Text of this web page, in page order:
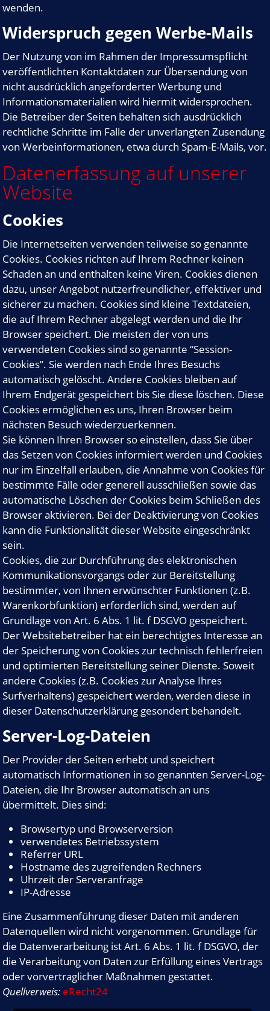
wenden.
Widerspruch gegen Werbe-Mails
Der Nutzung von im Rahmen der Impressumspflicht
veröffentlichten Kontaktdaten zur Übersendung von
nicht ausdrücklich angeforderter Werbung und
Informationsmaterialien wird hiermit widersprochen.
Die Betreiber der Seiten behalten sich ausdrücklich
rechtliche Schritte im Falle der unverlangten Zusendung
von Werbeinformationen, etwa durch Spam-E-Mails, vor.
Datenerfassung auf unserer
Website
Cookies
Die Internetseiten verwenden teilweise so genannte
Cookies. Cookies richten auf Ihrem Rechner keinen
Schaden an und enthalten keine Viren. Cookies dienen
dazu, unser Angebot nutzerfreundlicher, effektiver und
sicherer zu machen. Cookies sind kleine Textdateien,
die auf Ihrem Rechner abgelegt werden und die Ihr
Browser speichert. Die meisten der von uns
verwendeten Cookies sind so genannte “Session-
Cookies”. Sie werden nach Ende Ihres Besuchs
automatisch gelöscht. Andere Cookies bleiben auf
Ihrem Endgerät gespeichert bis Sie diese löschen. Diese
Cookies ermöglichen es uns, Ihren Browser beim
nächsten Besuch wiederzuerkennen.
Sie können Ihren Browser so einstellen, dass Sie über
das Setzen von Cookies informiert werden und Cookies
nur im Einzelfall erlauben, die Annahme von Cookies für
bestimmte Fälle oder generell ausschließen sowie das
automatische Löschen der Cookies beim Schließen des
Browser aktivieren. Bei der Deaktivierung von Cookies
kann die Funktionalität dieser Website eingeschränkt
sein.
Cookies, die zur Durchführung des elektronischen
Kommunikationsvorgangs oder zur Bereitstellung
bestimmter, von Ihnen erwünschter Funktionen (z.B.
Warenkorbfunktion) erforderlich sind, werden auf
Grundlage von Art. 6 Abs. 1 lit. f DSGVO gespeichert.
Der Websitebetreiber hat ein berechtigtes Interesse an
der Speicherung von Cookies zur technisch fehlerfreien
und optimierten Bereitstellung seiner Dienste. Soweit
andere Cookies (z.B. Cookies zur Analyse Ihres
Surfverhaltens) gespeichert werden, werden diese in
dieser Datenschutzerklärung gesondert behandelt.
Server-Log-Dateien
Der Provider der Seiten erhebt und speichert
automatisch Informationen in so genannten Server-Log-
Dateien, die Ihr Browser automatisch an uns
übermittelt. Dies sind:
Browsertyp und Browserversion
verwendetes Betriebssystem
Referrer URL
Hostname des zugreifenden Rechners
Uhrzeit der Serveranfrage
IP-Adresse
Eine Zusammenführung dieser Daten mit anderen
Datenquellen wird nicht vorgenommen. Grundlage für
die Datenverarbeitung ist Art. 6 Abs. 1 lit. f DSGVO, der
die Verarbeitung von Daten zur Erfüllung eines Vertrags
oder vorvertraglicher Maßnahmen gestattet.
Quellverweis: eRecht24